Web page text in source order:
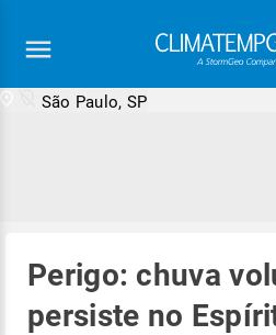
São Paulo, SP
Perigo: chuva
persiste no